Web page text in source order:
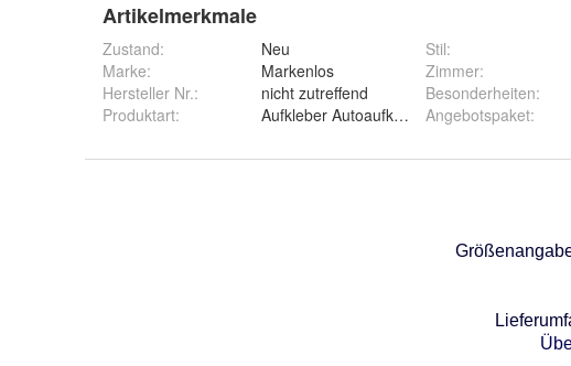
Artikelmerkmale
Zustand:
Neu
Marke:
Markenlos
Hersteller Nr.:
nicht zutreffend
Produktart: Aufkleber Autoaufkleber
Stil:
Zimmer:
Besonderheiten:
Angebotspaket: